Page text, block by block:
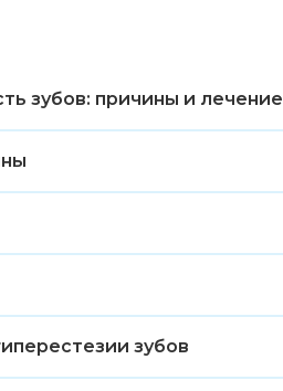
зубов: причины и лечение
зубов